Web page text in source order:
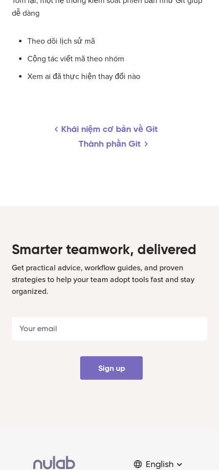
dễ dàng
Theo dõi lịch sử mã
Cộng tác viết mã theo nhóm
Xem ai đã thực hiện thay đổi nào
​Khái niệm cơ bản về Git
Thành phần Git
Smarter teamwork, delivered
Get practical advice, workflow guides, and proven
strategies to help your team adopt tools fast and stay
organized.
Sign up
English